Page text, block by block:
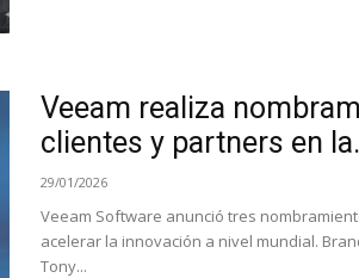
Veeam realiza
clientes y partners en
29/01/2026
Veeam Software anunció tres
acelerar la innovación a nivel mundial.
Tony...